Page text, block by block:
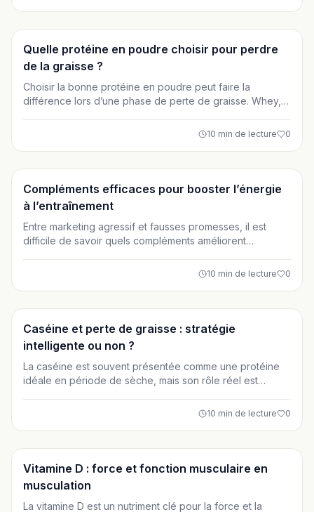
optimiser récupération, santé et performance.
Suppléments
Quelle protéine en poudre choisir pour perdre
de la graisse ?
Choisir la bonne protéine en poudre peut faire la
différence lors d’une phase de perte de graisse. Whey,
laquelle est la plus adaptée pour sécher efficacement
les erreurs courantes.
10 min de lecture 0
Suppléments
Compléments efficaces pour booster l’énergie
à l’entraînement
Entre marketing agressif et fausses promesses, il est
difficile de savoir quels compléments améliorent
en s’appuyant sur la physiologie et les données
utiliser intelligemment.
10 min de lecture 0
Suppléments
Caséine et perte de graisse : stratégie
intelligente ou non ?
La caséine est souvent présentée comme une protéine
idéale en période de sèche, mais son rôle réel est
préservation musculaire : découvrez si la caséine est une
10 min de lecture 0
Suppléments
Vitamine D : force et fonction musculaire en
musculation
La vitamine D est un nutriment clé pour la force et la